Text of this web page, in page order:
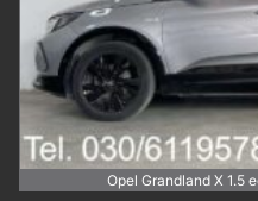
Opel Grandland X 1.5